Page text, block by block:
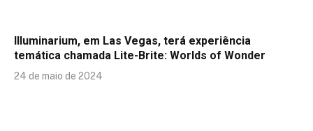
Illuminarium, em Las Vegas, terá experiência
temática chamada Lite-Brite: Worlds of Wonder
24 de maio de 2024